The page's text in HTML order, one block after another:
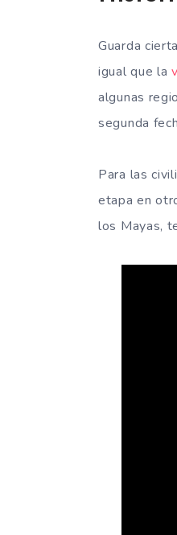
Guarda
igual que la
algunas
segunda
Para las
etapa en
los Mayas,